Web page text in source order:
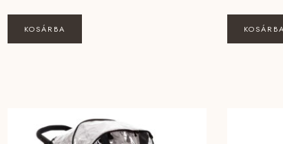
KOSÁRBA KOSÁRBA